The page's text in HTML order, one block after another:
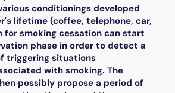
conditionings developed
lifetime (coffee, telephone, car,
for smoking cessation can start
phase in order to detect a
triggering situations
with smoking. The
possibly propose a period of